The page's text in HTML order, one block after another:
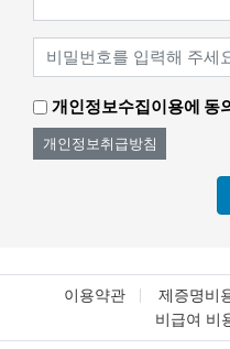
개인정보수집이용에 동
개인정보취급방침
이용약관 제증명비
비급여 비